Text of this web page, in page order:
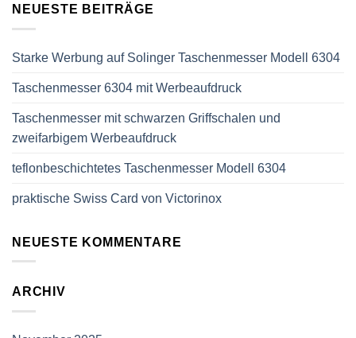
NEUESTE BEITRÄGE
Starke Werbung auf Solinger Taschenmesser Modell 6304
Taschenmesser 6304 mit Werbeaufdruck
Taschenmesser mit schwarzen Griffschalen und
zweifarbigem Werbeaufdruck
teflonbeschichtetes Taschenmesser Modell 6304
praktische Swiss Card von Victorinox
NEUESTE KOMMENTARE
ARCHIV